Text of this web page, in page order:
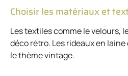
Choisir les matériaux et
Les textiles comme le velours,
déco rétro. Les rideaux en
le thème vintage.